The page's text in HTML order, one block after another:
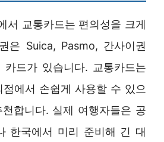
서 교통카드는 편의성을 크게
은 Suica, Pasmo, 간사이권
드가 있습니다. 교통카드는
에서 손쉽게 사용할 수 있으
합니다. 실제 여행자들은 공
한국에서 미리 준비해 긴 대